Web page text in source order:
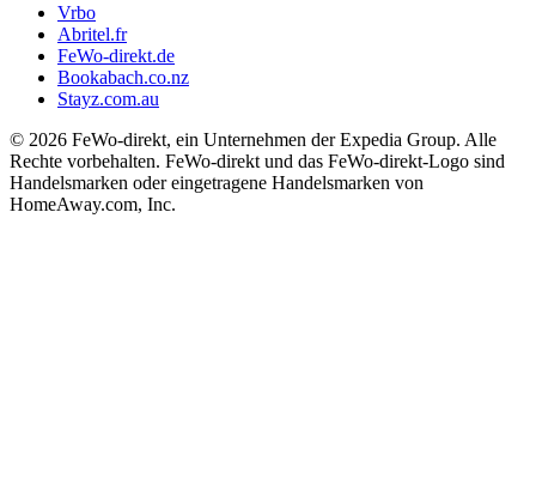
Vrbo
Abritel.fr
FeWo-direkt.de
Bookabach.co.nz
Stayz.com.au
© 2026 FeWo-direkt, ein Unternehmen der Expedia Group. Alle
Rechte vorbehalten. FeWo-direkt und das FeWo-direkt-Logo sind
Handelsmarken oder eingetragene Handelsmarken von
HomeAway.com, Inc.